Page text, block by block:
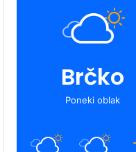
Brčko
Poneki oblak